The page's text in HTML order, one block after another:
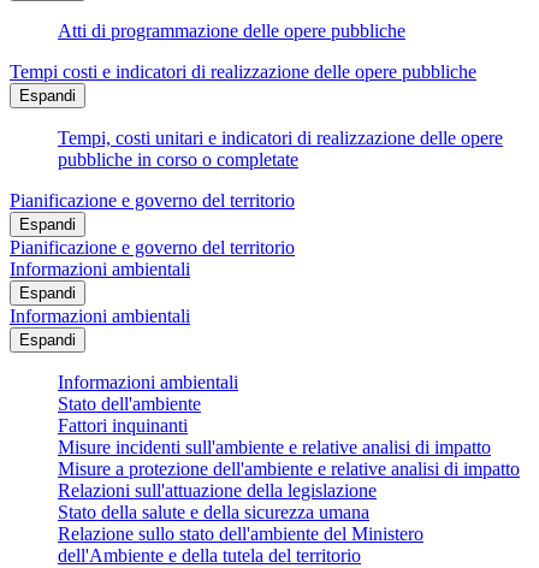
Atti di programmazione delle opere pubbliche
Tempi costi e indicatori di realizzazione delle opere pubbliche
Espandi
Tempi, costi unitari e indicatori di realizzazione delle opere
pubbliche in corso o completate
Pianificazione e governo del territorio
Espandi
Pianificazione e governo del territorio
Informazioni ambientali
Espandi
Informazioni ambientali
Espandi
Informazioni ambientali
Stato dell'ambiente
Fattori inquinanti
Misure incidenti sull'ambiente e relative analisi di impatto
Misure a protezione dell'ambiente e relative analisi di impatto
Relazioni sull'attuazione della legislazione
Stato della salute e della sicurezza umana
Relazione sullo stato dell'ambiente del Ministero
dell'Ambiente e della tutela del territorio